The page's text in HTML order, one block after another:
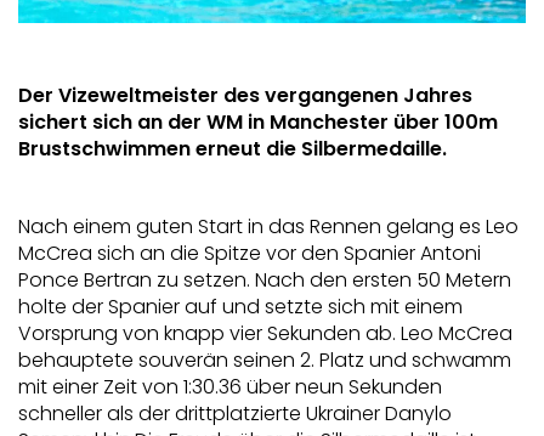
Der Vizeweltmeister des vergangenen Jahres
sichert sich an der WM in Manchester über 100m
Brustschwimmen erneut die Silbermedaille.
Nach einem guten Start in das Rennen gelang es Leo
McCrea sich an die Spitze vor den Spanier Antoni
Ponce Bertran zu setzen. Nach den ersten 50 Metern
holte der Spanier auf und setzte sich mit einem
Vorsprung von knapp vier Sekunden ab. Leo McCrea
behauptete souverän seinen 2. Platz und schwamm
mit einer Zeit von 1:30.36 über neun Sekunden
schneller als der drittplatzierte Ukrainer Danylo